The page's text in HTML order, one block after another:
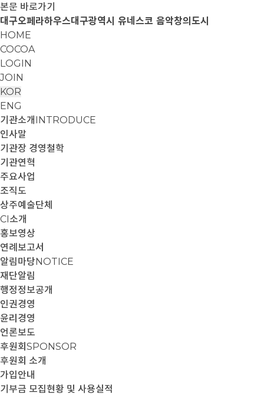
본문 바로가기
대구오페라하우스대구광역시 유네스코 음악창의도시
HOME
COCOA
LOGIN
JOIN
KOR
ENG
기관소개 INTRODUCE
인사말
기관장 경영철학
기관연혁
주요사업
조직도
상주예술단체
CI소개
홍보영상
연례보고서
알림마당NOTICE
재단알림
행정정보공개
인권경영
윤리경영
언론보도
후원회 SPONSOR
후원회 소개
가입안내
기부금 모집현황 및 사용실적